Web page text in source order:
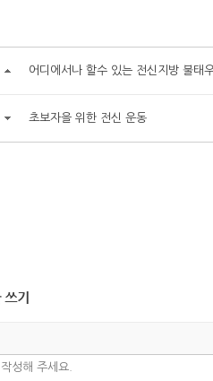
어디에서나 할수 있는 전신지방 불태우
초보자을 위한 전신 운동